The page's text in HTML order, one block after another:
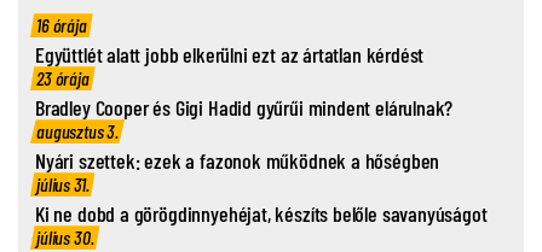
16 órája
Együttlét alatt jobb elkerülni ezt az ártatlan kérdést
23 órája
Bradley Cooper és Gigi Hadid gyűrűi mindent elárulnak?
augusztus 3.
Nyári szettek: ezek a fazonok működnek a hőségben
július 31.
Ki ne dobd a görögdinnyehéjat, készíts belőle savanyúságot
július 30.